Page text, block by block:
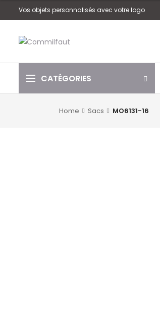
Vos objets personnalisés avec votre logo
CATÉGORIES
Home Sacs MO6131-16